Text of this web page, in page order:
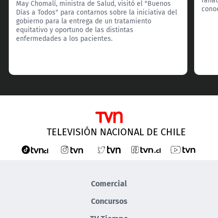
May Chomalí, ministra de Salud, visitó el "Buenos
Días a Todos" para contarnos sobre la iniciativa del
gobierno para la entrega de un tratamiento
equitativo y oportuno de las distintas
enfermedades a los pacientes.
TELEVISIÓN NACIONAL DE CHILE
Comercial
Concursos